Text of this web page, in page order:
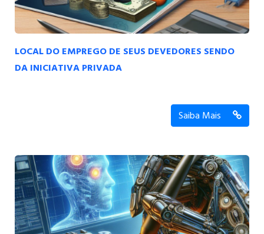
LOCAL DO EMPREGO DE SEUS DEVEDORES SENDO
DA INICIATIVA PRIVADA
Saiba Mais